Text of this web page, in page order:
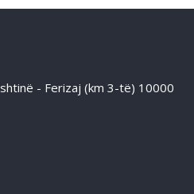
- Ferizaj (km 3-të) 10000